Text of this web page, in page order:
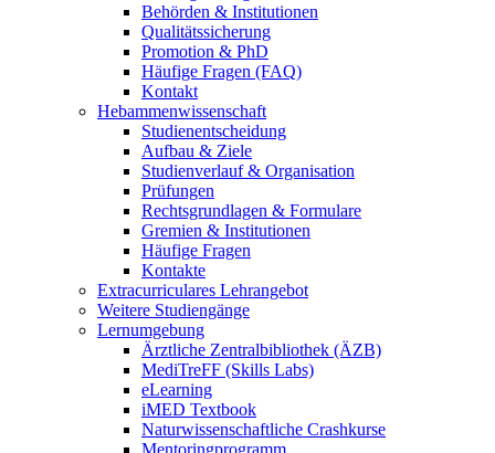
Behörden & Institutionen
Qualitätssicherung
Promotion & PhD
Häufige Fragen (FAQ)
Kontakt
Hebammenwissenschaft
Studienentscheidung
Aufbau & Ziele
Studienverlauf & Organisation
Prüfungen
Rechtsgrundlagen & Formulare
Gremien & Institutionen
Häufige Fragen
Kontakte
Extracurriculares Lehrangebot
Weitere Studiengänge
Lernumgebung
Ärztliche Zentralbibliothek (ÄZB)
MediTreFF (Skills Labs)
eLearning
iMED Textbook
Naturwissenschaftliche Crashkurse
Mentoringprogramm